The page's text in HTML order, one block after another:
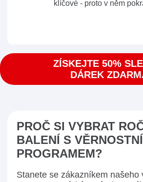
klíčové - proto v něm
ZÍSKEJTE 50%
DÁREK
PROČ SI VYBRAT
BALENÍ S
PROGRAMEM?
Stanete se zákazníkem našeho